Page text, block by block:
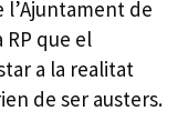
l’Ajuntament de
RP que el
a la realitat
de ser austers.